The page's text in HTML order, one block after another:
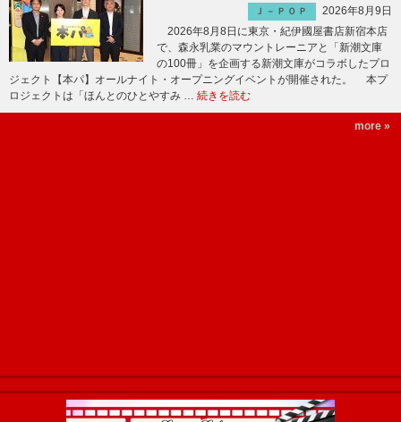
Ｊ－ＰＯＰ
2026年8月9日
2026年8月8日に東京・紀伊國屋書店新宿本店
で、森永乳業のマウントレーニアと「新潮文庫
の100冊」を企画する新潮文庫がコラボしたプロ
ジェクト【本パ】オールナイト・オープニングイベントが開催された。 本プ
ロジェクトは「ほんとのひとやすみ … 続きを読む
more »